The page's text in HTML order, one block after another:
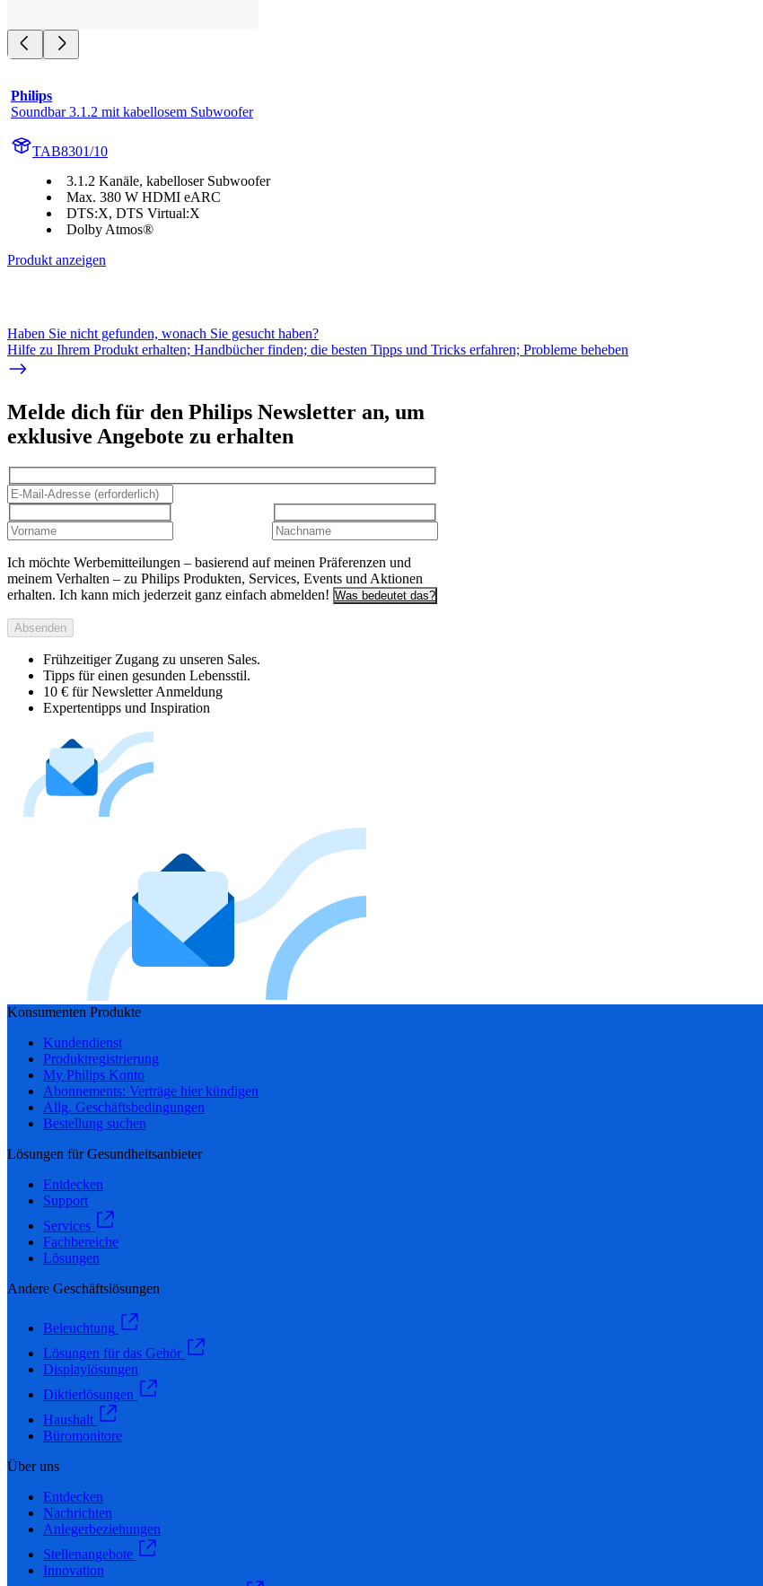
Philips
Soundbar 3.1.2 mit kabellosem Subwoofer
TAB8301/10
3.1.2 Kanäle, kabelloser Subwoofer
Max. 380 W HDMI eARC
DTS:X, DTS Virtual:X
Dolby Atmos®
Produkt anzeigen
Haben Sie nicht gefunden, wonach Sie gesucht haben?
Hilfe zu Ihrem Produkt erhalten; Handbücher finden; die besten Tipps und Tricks erfahren; Probleme beheben
Melde dich für den Philips Newsletter an, um
exklusive Angebote zu erhalten
Ich möchte Werbemitteilungen – basierend auf meinen Präferenzen und
meinem Verhalten – zu Philips Produkten, Services, Events und Aktionen
erhalten. Ich kann mich jederzeit ganz einfach abmelden! Was bedeutet das?
Absenden
Frühzeitiger Zugang zu unseren Sales.
Tipps für einen gesunden Lebensstil.
10 € für Newsletter Anmeldung
Expertentipps und Inspiration
Konsumenten Produkte
Kundendienst
Produktregistrierung
My Philips Konto
Abonnements: Verträge hier kündigen
Allg. Geschäftsbedingungen
Bestellung suchen
Lösungen für Gesundheitsanbieter
Entdecken
Support
Services
Fachbereiche
Lösungen
Andere Geschäftslösungen
Beleuchtung
Lösungen für das Gehör
Displaylösungen
Diktierlösungen
Haushalt
Büromonitore
Über uns
Entdecken
Nachrichten
Anlegerbeziehungen
Stellenangebote
Innovation